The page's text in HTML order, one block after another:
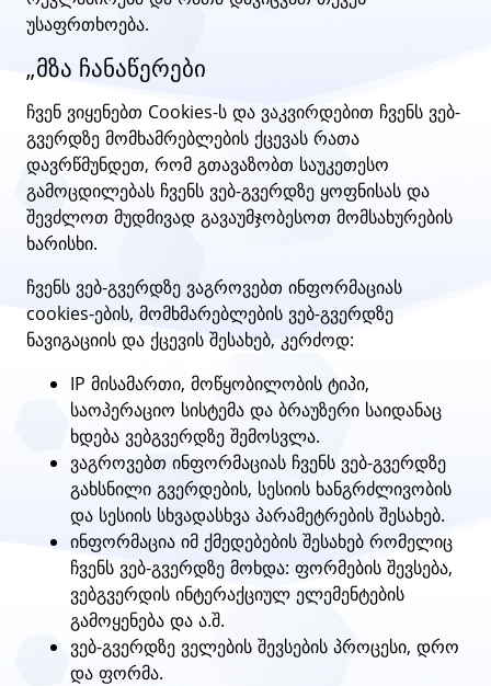
უსაფრთხოება.
„მზა ჩანაწერები
ჩვენ ვიყენებთ Cookies-ს და ვაკვირდებით ჩვენს ვებ-
გვერდზე მომხამრებლების ქცევას რათა
დავრწმუნდეთ, რომ გთავაზობთ საუკეთესო
გამოცდილებას ჩვენს ვებ-გვერდზე ყოფნისას და
შევძლოთ მუდმივად გავაუმჯობესოთ მომსახურების
ხარისხი.
ჩვენს ვებ-გვერდზე ვაგროვებთ ინფორმაციას
cookies-ების, მომხმარებლების ვებ-გვერდზე
ნავიგაციის და ქცევის შესახებ, კერძოდ:
IP მისამართი, მოწყობილობის ტიპი,
საოპერაციო სისტემა და ბრაუზერი საიდანაც
ხდება ვებგვერდზე შემოსვლა.
ვაგროვებთ ინფორმაციას ჩვენს ვებ-გვერდზე
გახსნილი გვერდების, სესიის ხანგრძლივობის
და სესიის სხვადასხვა პარამეტრების შესახებ.
ინფორმაცია იმ ქმედებების შესახებ რომელიც
ჩვენს ვებ-გვერდზე მოხდა: ფორმების შევსება,
ვებგვერდის ინტერაქციულ ელემენტების
გამოყენება და ა.შ.
ვებ-გვერდზე ველების შევსების პროცესი, დრო
და ფორმა.